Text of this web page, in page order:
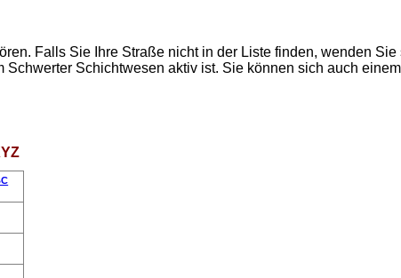
Falls Sie Ihre Straße nicht in der Liste finden, wenden Sie
Schichtwesen aktiv ist. Sie können sich auch